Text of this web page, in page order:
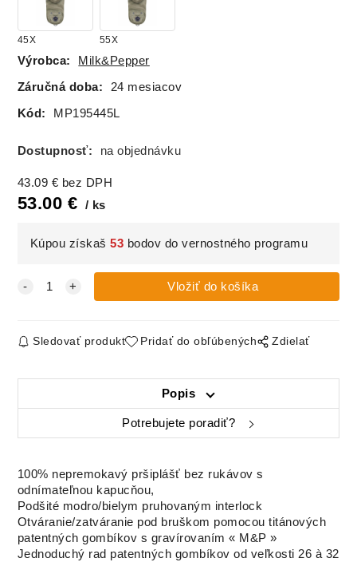
45X 55X
Výrobca: Milk&Pepper
Záručná doba: 24 mesiacov
Kód: MP195445L
Dostupnosť: na objednávku
43.09 € bez DPH
53.00 € ks
Kúpou získaš53 bodov do vernostného programu
Sledovať produkt Pridať do obľúbených Zdielať
Popis
Potrebujete poradiť?
100% nepremokavý pršiplášť bez rukávov s
odnímateľnou kapucňou,
Podšité modro/bielym pruhovaným interlock
Otváranie/zatváranie pod bruškom pomocou titánových
patentných gombíkov s gravírovaním « M&P »
Jednoduchý rad patentných gombíkov od veľkosti 26 à 32